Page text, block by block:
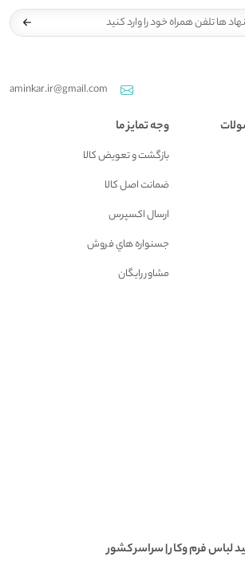
aminkar.ir@gmail.com
وجه تمایز ما
بازگشت و تعويض کالا
ضمانت اصل کالا
ارسال اکسپرس
جسنواره هاي فروش
مشاور رايگان
لباس فرم وکار | سراسر کشور